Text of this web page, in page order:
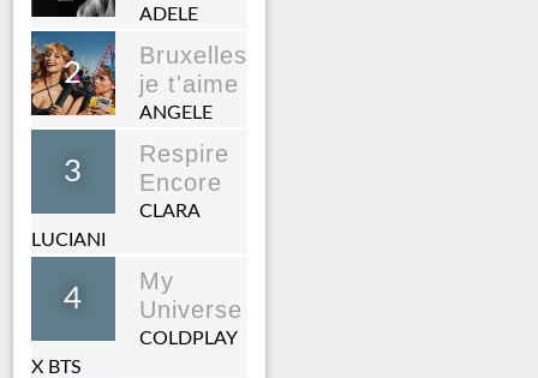
ADELE
2
Bruxelles
je t'aime
ANGELE
3
Respire
Encore
CLARA
LUCIANI
4
My
Universe
COLDPLAY
X BTS